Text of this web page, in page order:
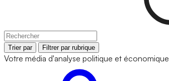
Trier par Filtrer par rubrique
Votre média d'analyse politique et économique